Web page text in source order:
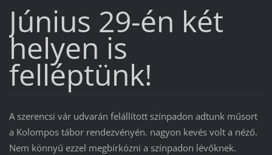
Június 29-én két
helyen is
felléptünk!
A szerencsi vár udvarán felállított színpadon adtunk műsort
a Kolompos tábor rendezvényén. nagyon kevés volt a néző.
Nem könnyű ezzel megbírkózni a színpadon lévőknek.